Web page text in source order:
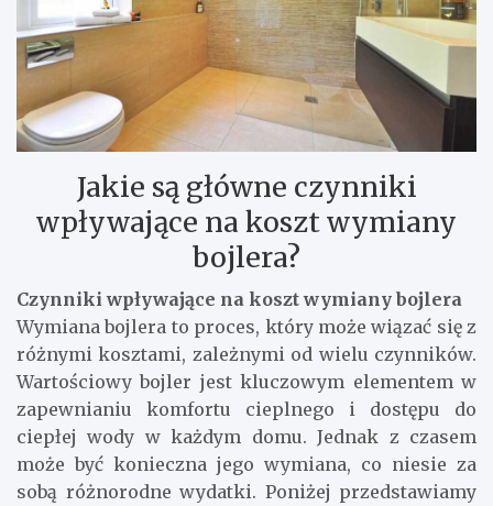
Jakie są główne czynniki
wpływające na koszt wymiany
bojlera?
Czynniki wpływające na koszt wymiany bojlera
Wymiana bojlera to proces, który może wiązać się z
różnymi kosztami, zależnymi od wielu czynników.
Wartościowy bojler jest kluczowym elementem w
zapewnianiu komfortu cieplnego i dostępu do
ciepłej wody w każdym domu. Jednak z czasem
może być konieczna jego wymiana, co niesie za
sobą różnorodne wydatki. Poniżej przedstawiamy